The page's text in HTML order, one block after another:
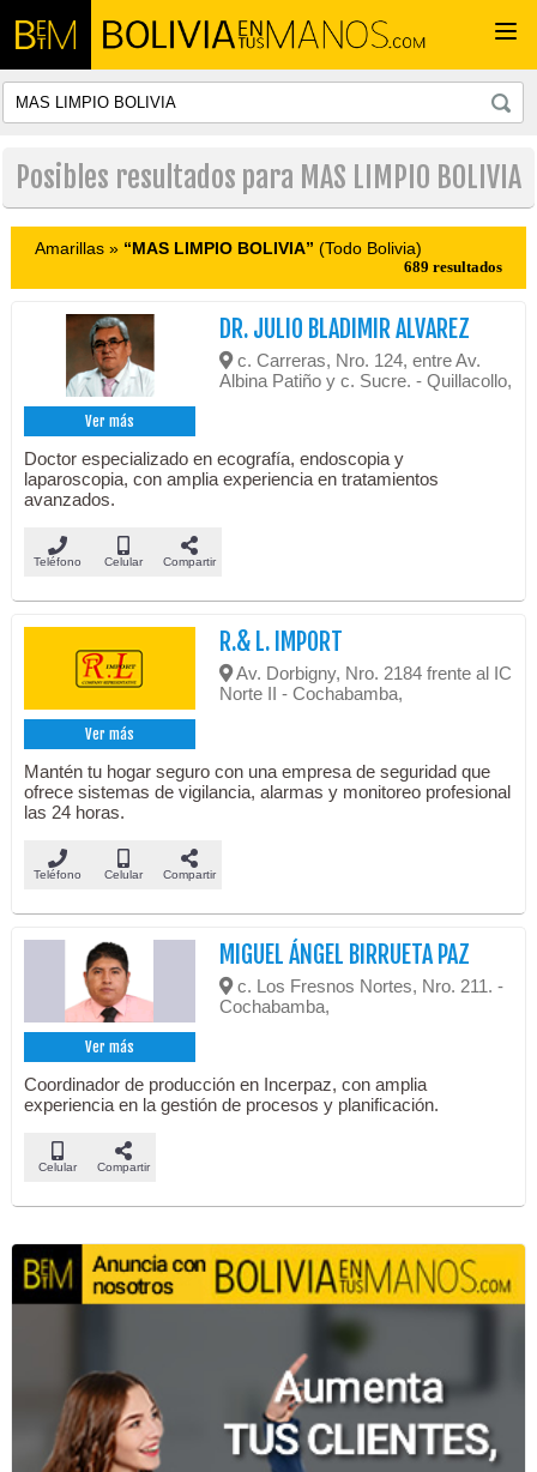
Posibles resultados para MAS LIMPIO BOLIVIA
Amarillas » “MAS LIMPIO BOLIVIA” (Todo Bolivia)
689 resultados
Ver más
DR. JULIO BLADIMIR ALVAREZ
c. Carreras, Nro. 124, entre Av.
Albina Patiño y c. Sucre. - Quillacollo,
Doctor especializado en ecografía, endoscopia y
laparoscopia, con amplia experiencia en tratamientos
avanzados.
Teléfono Celular Compartir
Ver más
R.& L. IMPORT
Av. Dorbigny, Nro. 2184 frente al IC
Norte II - Cochabamba,
Mantén tu hogar seguro con una empresa de seguridad que
ofrece sistemas de vigilancia, alarmas y monitoreo profesional
las 24 horas.
Teléfono Celular Compartir
Ver más
MIGUEL ÁNGEL BIRRUETA PAZ
c. Los Fresnos Nortes, Nro. 211. -
Cochabamba,
Coordinador de producción en Incerpaz, con amplia
experiencia en la gestión de procesos y planificación.
Celular Compartir